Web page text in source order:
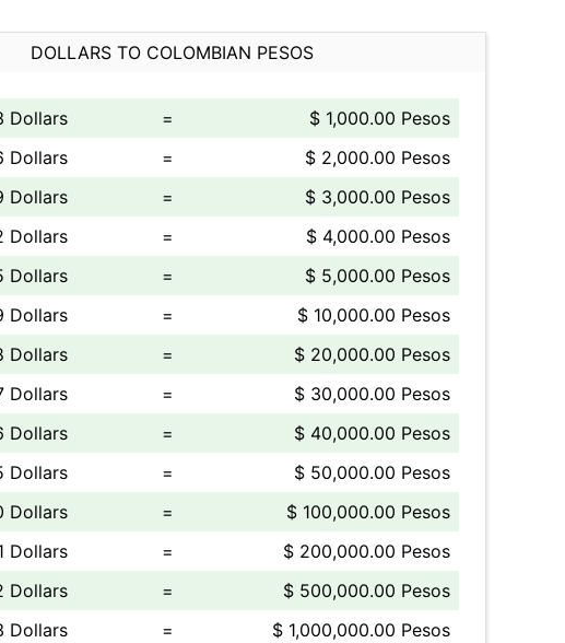
DOLLARS TO COLOMBIAN PESOS
Dollars =
$ 1,000.00 Pesos
Dollars
=
$ 2,000.00 Pesos
Dollars
=
$ 3,000.00 Pesos
Dollars
=
$ 4,000.00 Pesos
Dollars
=
$ 5,000.00 Pesos
Dollars
=
$ 10,000.00 Pesos
Dollars
=
$ 20,000.00 Pesos
Dollars
=
$ 30,000.00 Pesos
Dollars
=
$ 40,000.00 Pesos
Dollars
=
$ 50,000.00 Pesos
Dollars
=
$ 100,000.00 Pesos
Dollars
=
$ 200,000.00 Pesos
Dollars
=
$ 500,000.00 Pesos
Dollars
= $ 1,000,000.00 Pesos